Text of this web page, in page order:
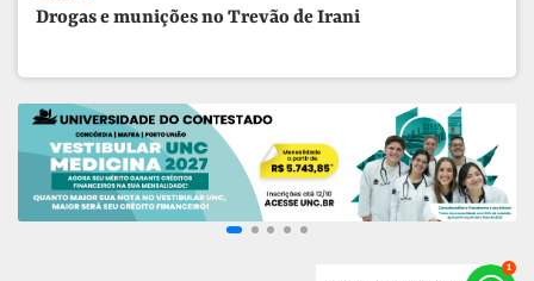
Drogas e munições no Trevão de Irani